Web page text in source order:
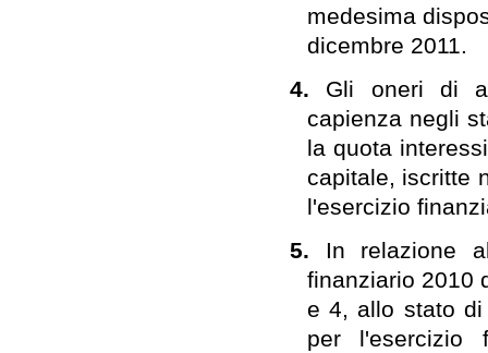
medesima
dicembre 2011.
4. Gli oneri di
capienza negli
la quota
capitale, iscritte
l'esercizio
5.
In relazione
finanziario 2010
e 4, allo stato
per l'esercizio